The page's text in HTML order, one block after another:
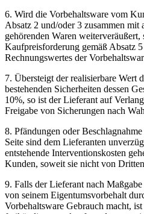
6. Wird die Vorbehaltsware vom
Absatz 2 und/oder 3 zusammen mit
gehörenden Waren
Kaufpreisforderung gemäß Absatz
Rechnungswertes der
7. Übersteigt der realisierbare Wert
bestehenden Sicherheiten dessen
10%, so ist der Lieferant auf
Freigabe von Sicherungen nach
8. Pfändungen oder
Seite sind dem Lieferanten
entstehende Interventionskosten
Kunden, soweit sie nicht von
9. Falls der Lieferant nach
von seinem Eigentumsvorbehalt
Vorbehaltsware Gebrauch macht,